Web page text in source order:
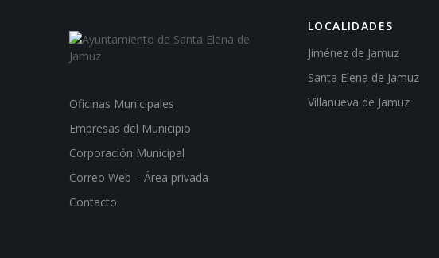
Oficinas Municipales
Empresas del Municipio
Corporación Municipal
Correo Web – Área privada
Contacto
LOCALIDADES
Jiménez de Jamuz
Santa Elena de Jamuz
Villanueva de Jamuz